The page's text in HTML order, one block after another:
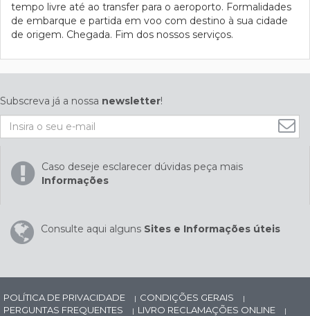
tempo livre até ao transfer para o aeroporto. Formalidades
de embarque e partida em voo com destino à sua cidade
de origem. Chegada. Fim dos nossos serviços.
Subscreva já a nossa newsletter!
Caso deseje esclarecer dúvidas peça mais
Informações
Consulte aqui alguns Sites e Informações úteis
POLÍTICA DE PRIVACIDADE | CONDIÇÕES GERAIS |
PERGUNTAS FREQUENTES | LIVRO RECLAMAÇÕES ONLINE |